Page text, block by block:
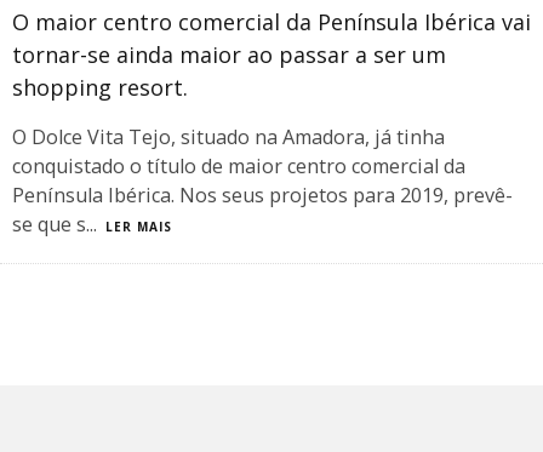
O maior centro comercial da Península Ibérica vai
tornar-se ainda maior ao passar a ser um
shopping resort.
O Dolce Vita Tejo, situado na Amadora, já tinha
conquistado o título de maior centro comercial da
Península Ibérica. Nos seus projetos para 2019, prevê-
se que s... LER MAIS